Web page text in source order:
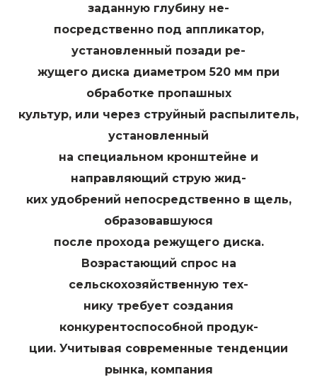
заданную глубину не-
посредственно под аппликатор,
установленный позади ре-
жущего диска диаметром 520 мм при
обработке пропашных
культур, или через струйный распылитель,
установленный
на специальном кронштейне и
направляющий струю жид-
ких удобрений непосредственно в щель,
образовавшуюся
после прохода режущего диска.
Возрастающий спрос на
сельскохозяйственную тех-
нику требует создания
конкурентоспособной продук-
ции. Учитывая современные тенденции
рынка, компания